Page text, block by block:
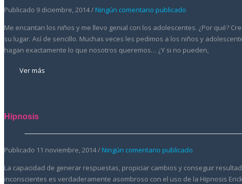
Publicado 9 diciembre, 2014 / Ningún comentario publicado
Me encantan los niños y me llevo genial con los adolescentes. ¿Por qué?
su lugar. Así de sencillo. Muchas veces les pedimos a los niños y
hagan exactamente lo que nosotros queremos… ¿Y si no pueden,
Ver más
Hipnosis
Publicado 11 noviembre, 2014 / Ningún comentario publicado
La capacidad de generar respuestas, propiciar cambios y conseguir
inconscientes es verdaderamente asombroso con el uso de la Hipnosis